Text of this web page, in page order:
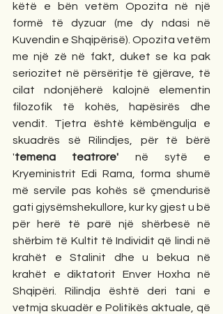
këtë e bën vetëm Opozita në një
formë të dyzuar (me dy ndasi në
Kuvendin e Shqipërisë). Opozita vetëm
me një zë në fakt, duket se ka pak
seriozitet në përsëritje të gjërave, të
cilat ndonjëherë kalojnë elementin
filozofik të kohës, hapësirës dhe
vendit. Tjetra është këmbëngulja e
skuadrës së Rilindjes, për të bërë
'temena teatrore' në sytë e
Kryeministrit Edi Rama, forma shumë
më servile pas kohës së çmendurisë
gati gjysëmshekullore, kur ky gjest u bë
për herë të parë një shërbesë në
shërbim të Kultit të Individit që lindi në
krahët e Stalinit dhe u bekua në
krahët e diktatorit Enver Hoxha në
Shqipëri. Rilindja është deri tani e
vetmja skuadër e Politikës aktuale, që